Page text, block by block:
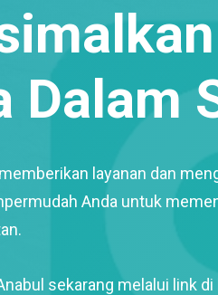
Dalam
layanan dan
Anda untuk
sekarang melalui link di